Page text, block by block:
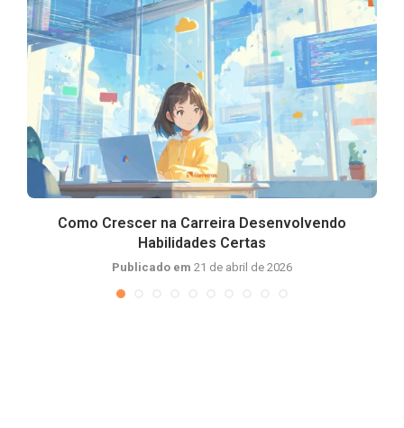
Como Crescer na Carreira Desenvolvendo
Habilidades Certas
Publicado em 21 de abril de 2026